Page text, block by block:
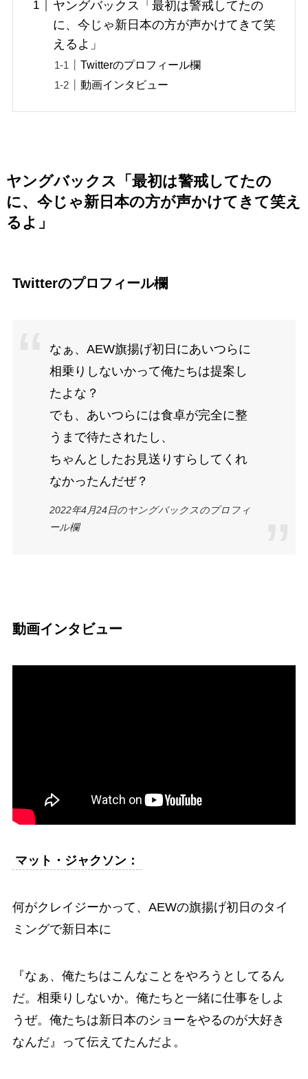
ヤングバックス「最初は警戒してたの
に、今じゃ新日本の方が声かけてきて笑
えるよ」
Twitterのプロフィール欄
動画インタビュー
ヤングバックス「最初は警戒してたの
に、今じゃ新日本の方が声かけてきて笑え
るよ」
Twitterのプロフィール欄
なぁ、AEW旗揚げ初日にあいつらに
相乗りしないかって俺たちは提案し
たよな？
でも、あいつらには食卓が完全に整
うまで待たされたし、
ちゃんとしたお見送りすらしてくれ
なかったんだぜ？
2022年4月24日のヤングバックスのプロフィ
ール欄
動画インタビュー
マット・ジャクソン：
何がクレイジーかって、AEWの旗揚げ初日のタイ
ミングで新日本に
『なぁ、俺たちはこんなことをやろうとしてるん
だ。相乗りしないか。俺たちと一緒に仕事をしよ
うぜ。俺たちは新日本のショーをやるのが大好き
なんだ』って伝えてたんだよ。